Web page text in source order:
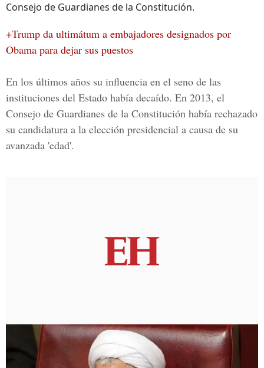
Consejo de Guardianes de la Constitución.
+Trump da ultimátum a embajadores designados por
Obama para dejar sus puestos
En los últimos años su influencia en el seno de las
instituciones del Estado había decaído. En 2013, el
Consejo de Guardianes de la Constitución había rechazado
su candidatura a la elección presidencial a causa de su
avanzada 'edad'.